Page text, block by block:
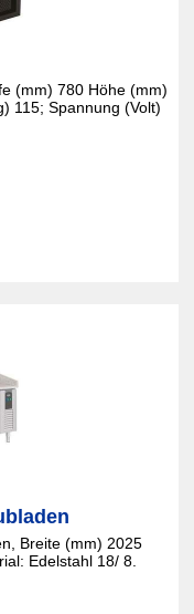
(mm) 780 Höhe (mm)
115; Spannung (Volt)
Breite (mm) 2025
Edelstahl 18/ 8.